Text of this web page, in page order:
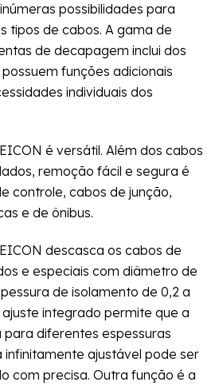
possibilidades para
tipos de cabos. A gama de
de decapagem inclui dos
funções adicionais
individuais dos
é versátil. Além dos cabos
remoção fácil e segura é
controle, cabos de junção,
e de ônibus.
descasca os cabos de
e especiais com diâmetro de
de isolamento de 0,2 a
ajuste integrado permite que a
para diferentes espessuras
infinitamente ajustável pode ser
com precisa. Outra função é a